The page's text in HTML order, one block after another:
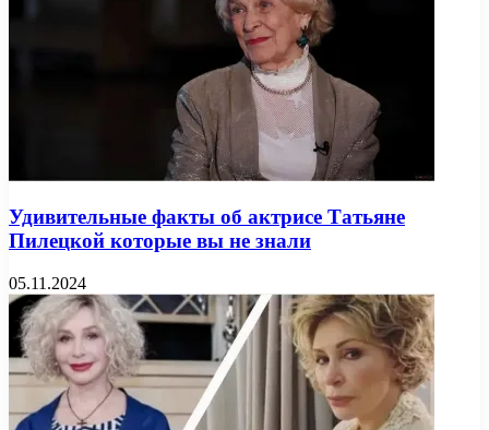
Удивительные факты об актрисе Татьяне
Пилецкой которые вы не знали
05.11.2024